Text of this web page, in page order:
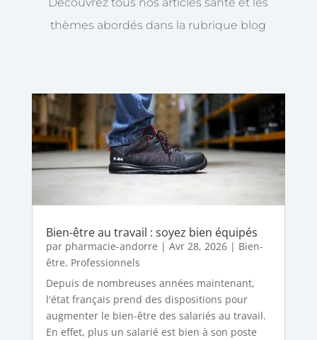
thèmes abordés dans la rubrique blog
Bien-être au travail : soyez bien équipés
par pharmacie-andorre | Avr 28, 2026| Bien-
être, Professionnels
Depuis de nombreuses années maintenant,
l'état français prend des dispositions pour
augmenter le bien-être des salariés au travail.
En effet, plus un salarié est bien à son poste